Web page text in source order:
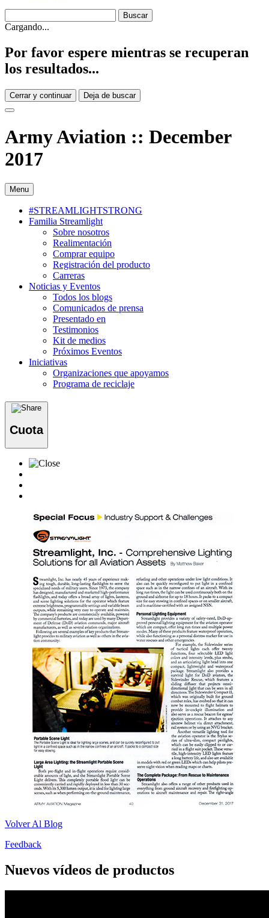
Cargando...
Por favor espere mientras se recuperan
los resultados...
Cerrar y continuar Deja de buscar
Army Aviation :: December
2017
Menu
#STREAMLIGHTSTRONG
Familia Streamlight
Sobre nosotros
Realimentación
Comprar equipo
Registración del producto
Carreras
Noticias y Eventos
Todos los blogs
Comunicados de prensa
Presentado en
Testimonios
Kit de medios
Próximos Eventos
Iniciativas
Organizaciones que apoyamos
Programa de reciclaje
Cuota
Volver Al Blog
Feedback
Nuevos vídeos de productos